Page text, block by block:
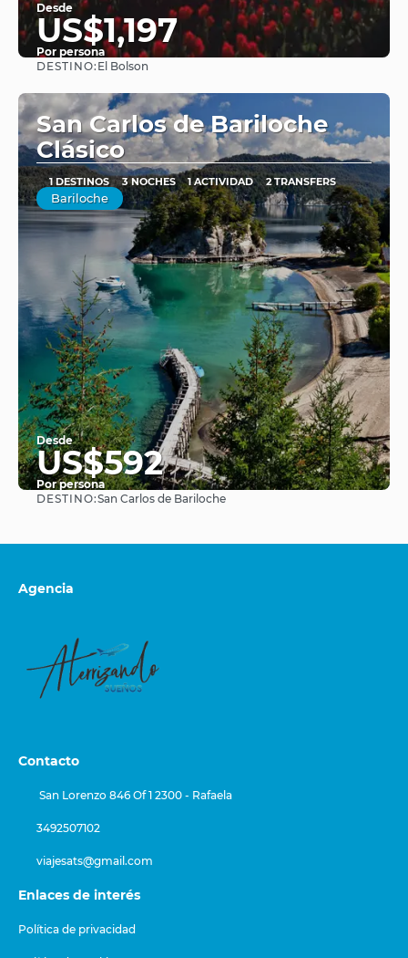
Desde
US$1,197
Por persona
DESTINO: El Bolson
San Carlos de Bariloche
Clásico
1 DESTINOS 3 NOCHES 1 ACTIVIDAD 2 TRANSFERS
Bariloche
Desde
US$592
Por persona
Ver
DESTINO:San Carlos de Bariloche
Agencia
Contacto
San Lorenzo 846 Of 1 2300 - Rafaela
3492507102
viajesats@gmail.com
Enlaces de interés
Política de privacidad